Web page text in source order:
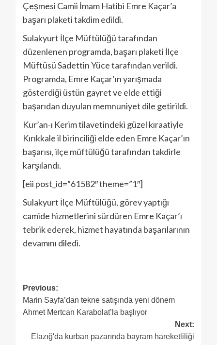
Çeşmesi Camii İmam Hatibi Emre Kaçar’a
başarı plaketi takdim edildi.
Sulakyurt İlçe Müftülüğü tarafından
düzenlenen programda, başarı plaketi İlçe
Müftüsü Sadettin Yüce tarafından verildi.
Programda, Emre Kaçar’ın yarışmada
gösterdiği üstün gayret ve elde ettiği
başarıdan duyulan memnuniyet dile getirildi.
Kur’an-ı Kerim tilavetindeki güzel kıraatiyle
Kırıkkale il birinciliği elde eden Emre Kaçar’ın
başarısı, ilçe müftülüğü tarafından takdirle
karşılandı.
[eii post_id=”61582″ theme=”1″]
Sulakyurt İlçe Müftülüğü, görev yaptığı
camide hizmetlerini sürdüren Emre Kaçar’ı
tebrik ederek, hizmet hayatında başarılarının
devamını diledi.
Previous:
Marin Sayfa’dan tekne satışında yeni dönem
Ahmet Mertcan Karabolat’la başlıyor
Next:
Elazığ'da kurban pazarında bayram hareketliliği